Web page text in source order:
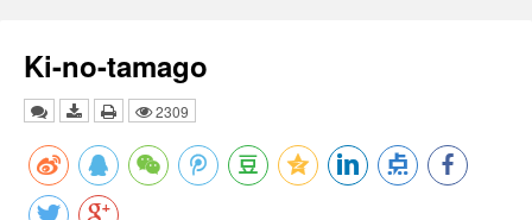
Ki-no-tamago
2309